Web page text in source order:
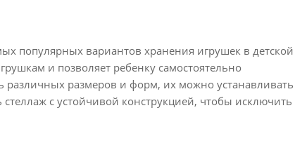
популярных вариантов хранения игрушек в детской
и позволяет ребенку самостоятельно
различных размеров и форм, их можно устанавливать
с устойчивой конструкцией, чтобы исключить